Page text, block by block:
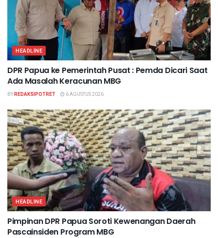
HEADLINE
DPR Papua ke Pemerintah Pusat : Pemda Dicari Saat
Ada Masalah Keracunan MBG
BYREDAKSIPOTRET 6 AGUSTUS 2026
HEADLINE
Pimpinan DPR Papua Soroti Kewenangan Daerah
Pascainsiden Program MBG